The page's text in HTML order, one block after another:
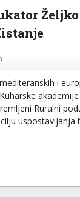
Željko
i
Ruralni
uspostavljanja